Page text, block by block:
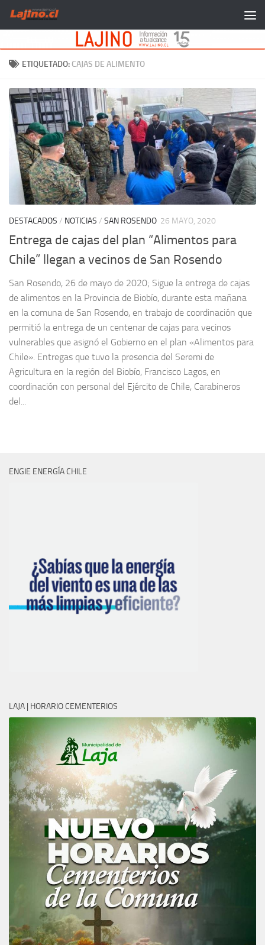
Saltar al contenido
ETIQUETADO: CAJAS DE ALIMENTO
DESTACADOS / NOTICIAS / SAN ROSENDO 26 MAYO, 2020
Entrega de cajas del plan “Alimentos para
Chile” llegan a vecinos de San Rosendo
San Rosendo, 26 de mayo de 2020; Sigue la entrega de cajas
de alimentos en la Provincia de Biobío, durante esta mañana
en la comuna de San Rosendo, en trabajo de coordinación que
permitió la entrega de un centenar de cajas para vecinos
vulnerables que asignó el Gobierno en el plan «Alimentos para
Chile». Entregas que tuvo la presencia del Seremi de
Agricultura en la región del Biobío, Francisco Lagos, en
coordinación con personal del Ejército de Chile, Carabineros
del...
ENGIE ENERGÍA CHILE
LAJA | HORARIO CEMENTERIOS